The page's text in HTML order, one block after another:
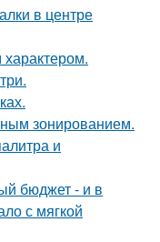
в центре
зонированием.
и
бюджет - и в
с мягкой